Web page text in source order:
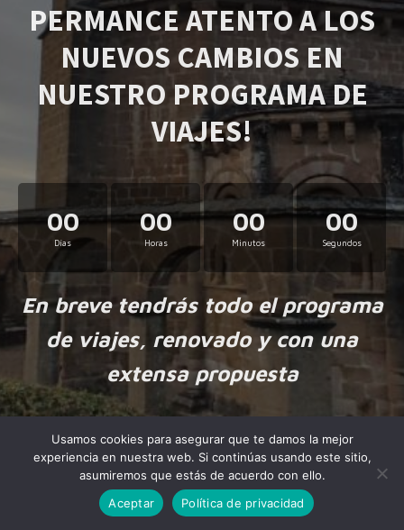
PERMANCE ATENTO A LOS
NUEVOS CAMBIOS EN
NUESTRO PROGRAMA DE
VIAJES!
00
Días
00
Horas
00
Minutos
00
Segundos
En breve tendrás todo el programa
de viajes, renovado y con una
extensa propuesta
Made byNiteoThemeswith love.
Usamos cookies para asegurar que te damos la mejor
experiencia en nuestra web. Si continúas usando este sitio,
asumiremos que estás de acuerdo con ello.
Aceptar
Política de privacidad